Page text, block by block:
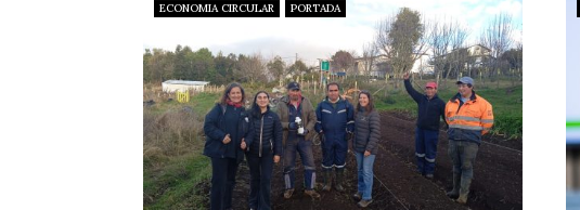
ECONOMIA CIRCULAR PORTADA